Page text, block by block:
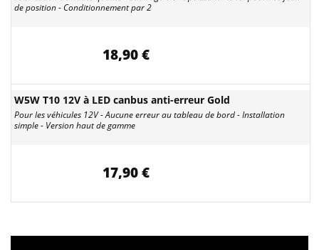
de position - Conditionnement par 2
18,90 €
W5W T10 12V à LED canbus anti-erreur Gold
Pour les véhicules 12V - Aucune erreur au tableau de bord - Installation
simple - Version haut de gamme
17,90 €